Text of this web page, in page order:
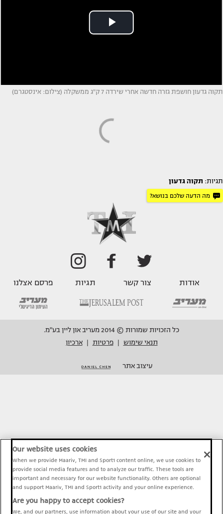
תקוה גדעון חושפת גזרה חדשה אחרי שירדה 7 ק"ג ממשקלה (צילום: אינסטגרם)
תגיות: תקוה גדעון
מה הדעה שלכם בנושא?
אודות צור קשר תגיות פרסם אצלנו
כל הזכויות שמורות © 2014 מעריב און ליין בע"מ.
תנאי שימוש
פרטיות ארכיון
עיצוב אתר
Our website uses cookies
When we provide Maariv, TMI and Sport1 content online, we use cookies to
provide social media features and to analyze our traffic. These tools are
important and necessary for our website functionality. Others are optional
and support Maariv, TMI and Sport1 activity and your online experience.
Are you happy to accept cookies?
We, and our partners, use information about your use of our site and your